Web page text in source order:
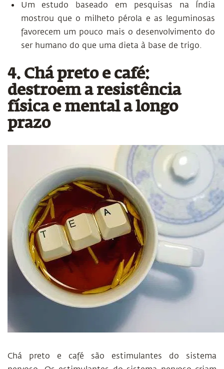
Um estudo baseado em pesquisas na Índia
mostrou que o milheto pérola e as leguminosas
favorecem um pouco mais o desenvolvimento do
ser humano do que uma dieta à base de trigo.
4. Chá preto e café:
destroem a resistência
física e mental a longo
prazo
Chá preto e café são estimulantes do sistema